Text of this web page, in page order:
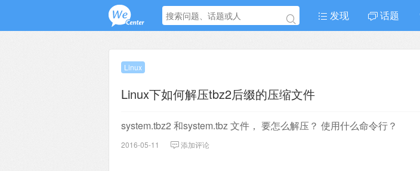
发现 话题
Linux
Linux下如何解压tbz2后缀的压缩文件
system.tbz2 和system.tbz 文件， 要怎么解压？ 使用什么命令行？
2016-05-11 添加评论